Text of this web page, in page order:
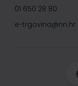
01 650 28 80
e-trgovina@nn.hr